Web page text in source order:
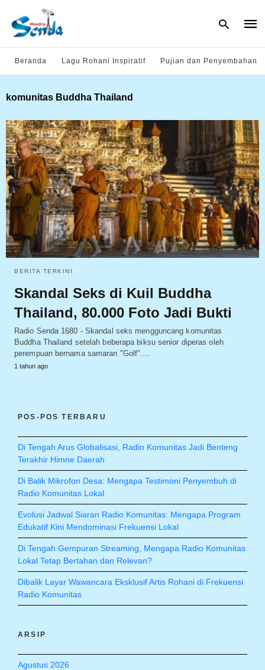
and
hit
Beranda Lagu Rohani Inspiratif Pujian dan Penyembahan
komunitas Buddha Thailand
BERITA TERKINI
Skandal Seks di Kuil Buddha
Thailand, 80.000 Foto Jadi Bukti
Radio Senda 1680 - Skandal seks mengguncang komunitas
Buddha Thailand setelah beberapa biksu senior diperas oleh
perempuan bernama samaran "Golf".…
1 tahun ago
POS-POS TERBARU
Di Tengah Arus Globalisasi, Radio Komunitas Jadi Benteng
Terakhir Himne Daerah
Di Balik Mikrofon Desa: Mengapa Testimoni Penyembuh di
Radio Komunitas Lokal
Evolusi Jadwal Siaran Radio Komunitas: Mengapa Program
Edukatif Kini Mendominasi Frekuensi Lokal
Di Tengah Gempuran Streaming, Mengapa Radio Komunitas
Lokal Tetap Bertahan dan Relevan?
Dibalik Layar Wawancara Eksklusif Artis Rohani di Frekuensi
Radio Komunitas
ARSIP
Agustus 2026